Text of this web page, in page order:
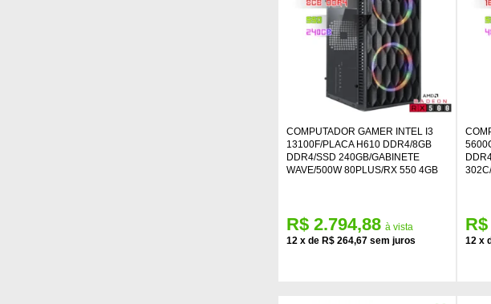
COMPUTADOR GAMER INTEL I3
13100F/PLACA H610 DDR4/8GB
DDR4/SSD 240GB/GABINETE
WAVE/500W 80PLUS/RX 550 4GB
12 x de R$ 264,67
R$ 2.794,88
12 x